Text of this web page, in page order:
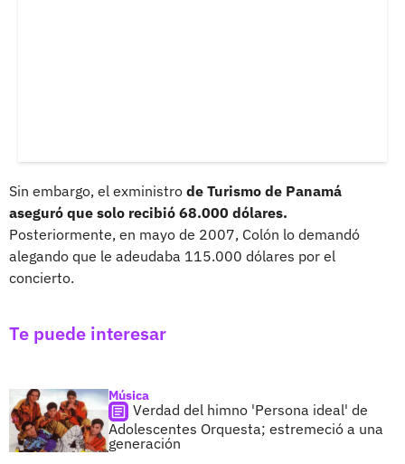
Sin embargo, el exministro de Turismo de Panamá
aseguró que solo recibió 68.000 dólares.
Posteriormente, en mayo de 2007, Colón lo demandó
alegando que le adeudaba 115.000 dólares por el
concierto.
Te puede interesar
Música
Verdad del himno 'Persona ideal' de
Adolescentes Orquesta; estremeció a una
generación